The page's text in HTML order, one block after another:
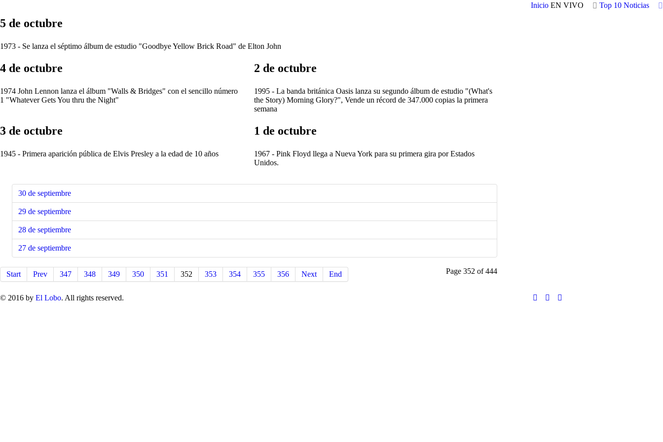
Inicio EN VIVO Top 10 Noticias
5 de octubre
1973 - Se lanza el séptimo álbum de estudio "Goodbye Yellow Brick Road" de Elton John
4 de octubre
1974 John Lennon lanza el álbum "Walls & Bridges" con el sencillo número
1 "Whatever Gets You thru the Night"
2 de octubre
1995 - La banda británica Oasis lanza su segundo álbum de estudio "(What's
the Story) Morning Glory?", Vende un récord de 347.000 copias la primera
semana
3 de octubre
1945 - Primera aparición pública de Elvis Presley a la edad de 10 años
1 de octubre
1967 - Pink Floyd llega a Nueva York para su primera gira por Estados
Unidos.
30 de septiembre
29 de septiembre
28 de septiembre
27 de septiembre
Page 352 of 444
Start Prev 347 348 349 350 351 352 353 354 355 356 Next End
© 2016 by El Lobo. All rights reserved.